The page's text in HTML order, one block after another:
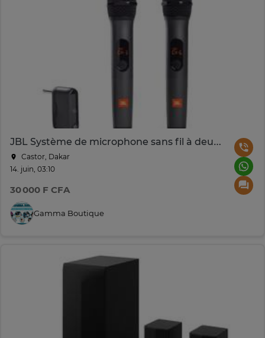
JBL Système de microphone sans fil à deux canaux + récepteur
Castor, Dakar
14. juin, 03:10
30 000 F CFA
Gamma Boutique